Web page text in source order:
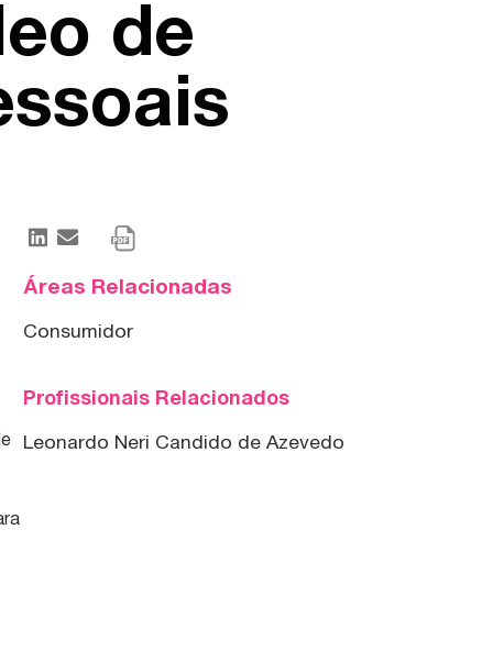
de
Áreas Relacionadas
Consumidor
Profissionais Relacionados
Leonardo Neri Candido de Azevedo